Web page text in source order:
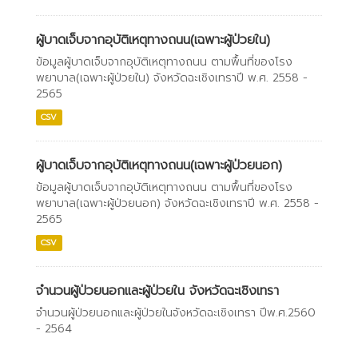
ผู้บาดเจ็บจากอุบัติเหตุทางถนน(เฉพาะผู้ป่วยใน)
ข้อมูลผู้บาดเจ็บจากอุบัติเหตุทางถนน ตามพื้นที่ของโรง
พยาบาล(เฉพาะผู้ป่วยใน) จังหวัดฉะเชิงเทราปี พ.ศ. 2558 -
2565
CSV
ผู้บาดเจ็บจากอุบัติเหตุทางถนน(เฉพาะผู้ป่วยนอก)
ข้อมูลผู้บาดเจ็บจากอุบัติเหตุทางถนน ตามพื้นที่ของโรง
พยาบาล(เฉพาะผู้ป่วยนอก) จังหวัดฉะเชิงเทราปี พ.ศ. 2558 -
2565
CSV
จำนวนผู้ป่วยนอกและผู้ป่วยใน จังหวัดฉะเชิงเทรา
จำนวนผู้ป่วยนอกและผู้ป่วยในจังหวัดฉะเชิงเทรา ปีพ.ศ.2560
- 2564